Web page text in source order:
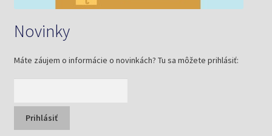
Novinky
Máte záujem o informácie o novinkách? Tu sa môžete prihlásiť: